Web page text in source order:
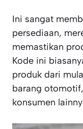
Ini sangat
persediaan,
memastikan
Kode ini
produk dari
barang
konsumen